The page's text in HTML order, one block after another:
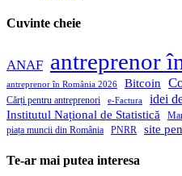
Cuvinte cheie
ANAF antreprenor
antreprenor în România 2026 Bitcoin
Cărți pentru antreprenori e-Factura idei
Institutul Național de Statistică
piața muncii din România PNRR site
Te-ar mai putea interesa